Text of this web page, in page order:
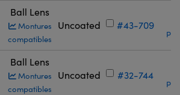
Ball Lens
Montures
compatibles
Uncoated #43-709
Ball Lens
Montures
compatibles
Uncoated #32-744